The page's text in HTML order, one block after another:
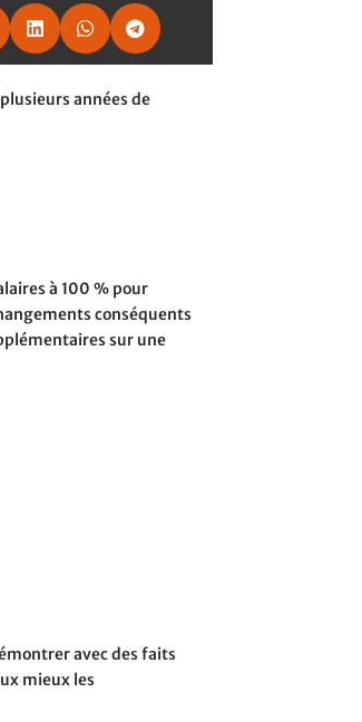
  
années de
à 100 % pour
conséquents
sur une
avec des faits
mieux les